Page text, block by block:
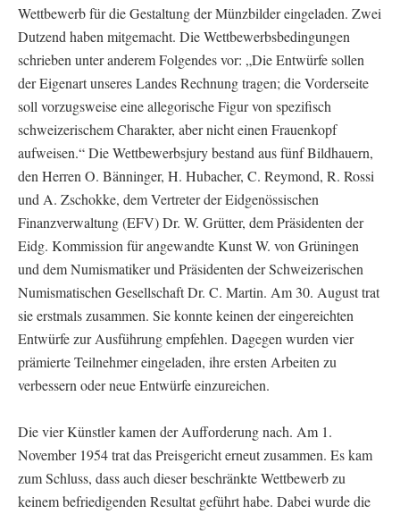
Wettbewerb für die Gestaltung der Münzbilder eingeladen. Zwei
Dutzend haben mitgemacht. Die Wettbewerbsbedingungen
schrieben unter anderem Folgendes vor: „Die Entwürfe sollen
der Eigenart unseres Landes Rechnung tragen; die Vorderseite
soll vorzugsweise eine allegorische Figur von spezifisch
schweizerischem Charakter, aber nicht einen Frauenkopf
aufweisen.“ Die Wettbewerbsjury bestand aus fünf Bildhauern,
den Herren O. Bänninger, H. Hubacher, C. Reymond, R. Rossi
und A. Zschokke, dem Vertreter der Eidgenössischen
Finanzverwaltung (EFV) Dr. W. Grütter, dem Präsidenten der
Eidg. Kommission für angewandte Kunst W. von Grüningen
und dem Numismatiker und Präsidenten der Schweizerischen
Numismatischen Gesellschaft Dr. C. Martin. Am 30. August trat
sie erstmals zusammen. Sie konnte keinen der eingereichten
Entwürfe zur Ausführung empfehlen. Dagegen wurden vier
prämierte Teilnehmer eingeladen, ihre ersten Arbeiten zu
verbessern oder neue Entwürfe einzureichen.
Die vier Künstler kamen der Aufforderung nach. Am 1.
November 1954 trat das Preisgericht erneut zusammen. Es kam
zum Schluss, dass auch dieser beschränkte Wettbewerb zu
keinem befriedigenden Resultat geführt habe. Dabei wurde die